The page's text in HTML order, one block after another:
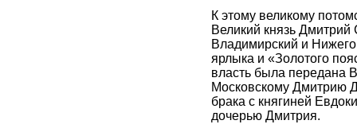
К этому великому
Великий князь Дмитрий
Владимирский и
ярлыка и «Золотого
власть была передана
Московскому Дмитрию
брака с княгиней
дочерью Дмитрия.